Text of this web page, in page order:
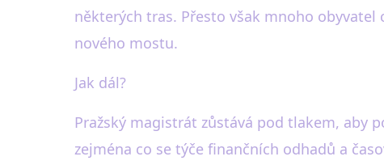
některých tras. Přesto však mnoho
nového mostu.
Jak dál?
Pražský magistrát zůstává pod tlakem, aby
zejména co se týče finančních odhadů a